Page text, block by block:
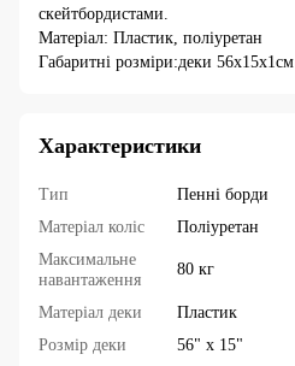
скейтбордистами.
Матеріал: Пластик, поліуретан
Габаритні розміри:деки 56x15x1см
Характеристики
Тип
Пенні борди
Матеріал коліс
Поліуретан
Максимальне
навантаження
80 кг
Матеріал деки
Пластик
Розмір деки
56" х 15"